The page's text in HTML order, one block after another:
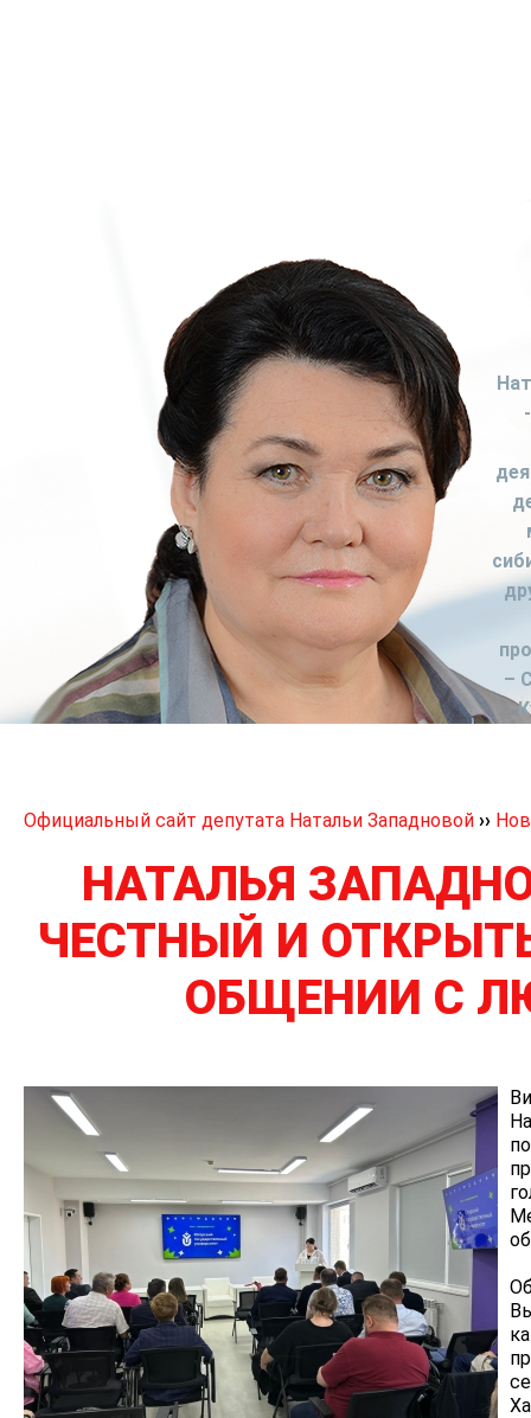
–
Официальный сайт депутата Натальи Западновой ››
НАТАЛЬЯ
ЧЕСТНЫЙ И
ОБЩЕНИИ С